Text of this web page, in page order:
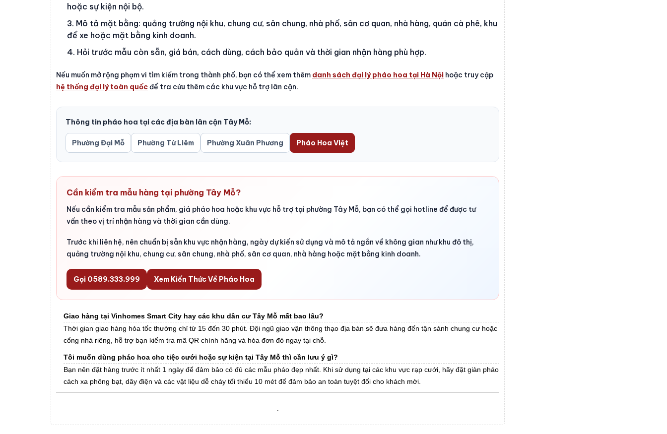
hoặc sự kiện nội bộ.
Mô tả mặt bằng: quảng trường nội khu, chung cư, sân chung, nhà phố, sân cơ quan, nhà hàng, quán cà phê, khu
để xe hoặc mặt bằng kinh doanh.
Hỏi trước mẫu còn sẵn, giá bán, cách dùng, cách bảo quản và thời gian nhận hàng phù hợp.
Nếu muốn mở rộng phạm vi tìm kiếm trong thành phố, bạn có thể xem thêm danh sách đại lý pháo hoa tại Hà Nội hoặc truy cập
hệ thống đại lý toàn quốcđể tra cứu thêm các khu vực hỗ trợ lân cận.
Thông tin pháo hoa tại các địa bàn lân cận Tây Mỗ:
Phường Đại Mỗ Phường Từ Liêm Phường Xuân Phương Pháo Hoa Việt
Cần kiểm tra mẫu hàng tại phường Tây Mỗ?
Nếu cần kiểm tra mẫu sản phẩm, giá pháo hoa hoặc khu vực hỗ trợ tại phường Tây Mỗ, bạn có thể gọi hotline để được tư
vấn theo vị trí nhận hàng và thời gian cần dùng.
Trước khi liên hệ, nên chuẩn bị sẵn khu vực nhận hàng, ngày dự kiến sử dụng và mô tả ngắn về không gian như khu đô thị,
quảng trường nội khu, chung cư, sân chung, nhà phố, sân cơ quan, nhà hàng hoặc mặt bằng kinh doanh.
Gọi 0589.333.999 Xem Kiến Thức Về Pháo Hoa
Giao hàng tại Vinhomes Smart City hay các khu dân cư Tây Mỗ mất bao lâu?
Thời gian giao hàng hỏa tốc thường chỉ từ 15 đến 30 phút. Đội ngũ giao vận thông thạo địa bàn sẽ đưa hàng đến tận sảnh chung cư hoặc
cổng nhà riêng, hỗ trợ bạn kiểm tra mã QR chính hãng và hóa đơn đỏ ngay tại chỗ.
Tôi muốn dùng pháo hoa cho tiệc cưới hoặc sự kiện tại Tây Mỗ thì cần lưu ý gì?
Bạn nên đặt hàng trước ít nhất 1 ngày để đảm bảo có đủ các mẫu pháo đẹp nhất. Khi sử dụng tại các khu vực rạp cưới, hãy đặt giàn pháo
cách xa phông bạt, dây điện và các vật liệu dễ cháy tối thiểu 10 mét để đảm bảo an toàn tuyệt đối cho khách mời.